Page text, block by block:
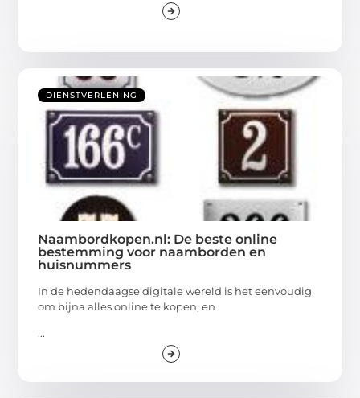
DIENSTVERLENING
Naambordkopen.nl: De beste online
bestemming voor naamborden en
huisnummers
In de hedendaagse digitale wereld is het eenvoudig
om bijna alles online te kopen, en
...